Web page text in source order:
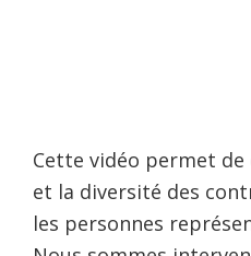
Cette vidéo permet
et la diversité des
les personnes